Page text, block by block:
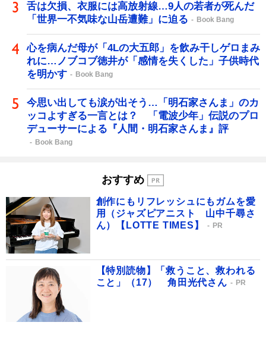
舌は欠損、衣服には高放射線…9人の若者が死んだ
「世界一不気味な山岳遭難」に迫る
Book Bang
心を病んだ母が「4Lの大五郎」を飲み干しゲロまみ
れに…ノブコブ徳井が「感情を失くした」子供時代
を明かす
Book Bang
今思い出しても涙が出そう…「明石家さんま」のカ
ッコよすぎる一言とは？ 「電波少年」伝説のプロ
デューサーによる『人間・明石家さんま』評
Book Bang
おすすめ
創作にもリフレッシュにもガムを愛
用（ジャズピアニスト 山中千尋さ
ん）【LOTTE TIMES】
PR
【特別読物】「救うこと、救われる
こと」（17） 角田光代さん
PR